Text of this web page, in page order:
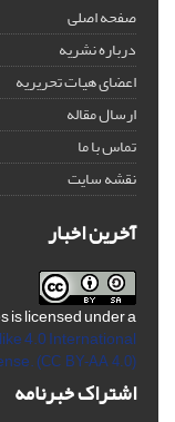
صفحه اصلی
درباره نشریه
اعضای هیات تحریریه
ارسال مقاله
تماس با ما
نقشه سایت
آخرین اخبار
is licensed under a
4.0 International
(CC BY-AA 4.0)
اشتراک خبرنامه